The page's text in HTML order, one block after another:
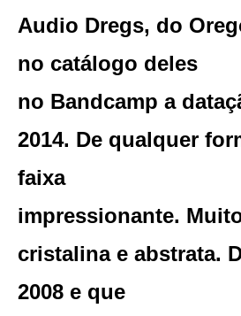
Audio Dregs, do
no catálogo deles
no Bandcamp a
2014. De qualquer
faixa
impressionante.
cristalina e abstrata.
2008 e que